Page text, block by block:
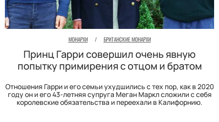
МОНАРХИ / БРИТАНСКИЕ МОНАРХИ
Принц Гарри совершил очень явную
попытку примирения с отцом и братом
Отношения Гарри и его семьи ухудшились с тех пор, как в 2020
году он и его 43-летняя супруга Меган Маркл сложили с себя
королевские обязательства и переехали в Калифорнию.